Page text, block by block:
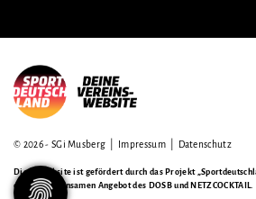
© 2026 - SGi Musberg | Impressum| Datenschutz
Diese Website ist gefördert durch das Projekt
einem gemeinsamen Angebot des DOSB und NETZCOCKTAIL.